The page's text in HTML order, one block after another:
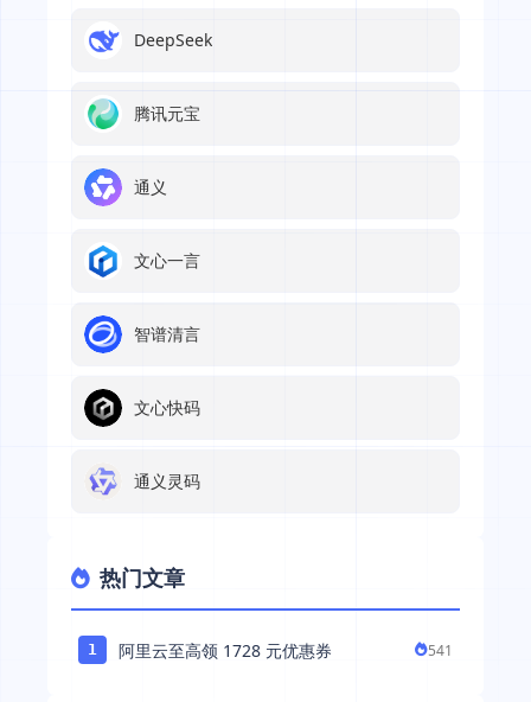
DeepSeek
腾讯元宝
通义
文心一言
智谱清言
文心快码
通义灵码
热门文章
1 阿里云至高领 1728 元优惠券 541